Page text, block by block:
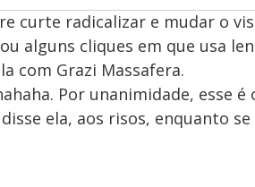
curte radicalizar e mudar o
alguns cliques em que usa
com Grazi Massafera.
Por unanimidade, esse
ela, aos risos, enquanto